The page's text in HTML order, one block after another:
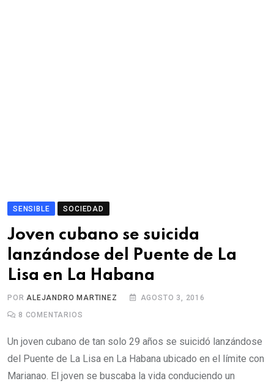
SENSIBLE SOCIEDAD
Joven cubano se suicida
lanzándose del Puente de La
Lisa en La Habana
POR ALEJANDRO MARTINEZ
AGOSTO 3, 2016
8 COMENTARIOS
Un joven cubano de tan solo 29 años se suicidó lanzándose
del Puente de La Lisa en La Habana ubicado en el límite con
Marianao. El joven se buscaba la vida conduciendo un